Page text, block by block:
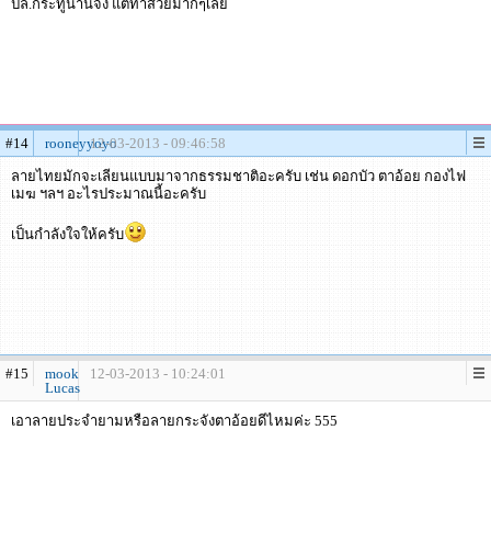
ปล.กระทู้นานจัง แต่ทำสวยมากๆเลย
#14 rooneyyoyo12-03-2013 - 09:46:58
ลายไทยมักจะเลียนแบบมาจากธรรมชาติอะครับ เช่น ดอกบัว ตาอ้อย กองไฟ
เมฆ ฯลฯ อะไรประมาณนี้อะครับ
เป็นกำลังใจให้ครับ
#15
mook
Lucas
12-03-2013 - 10:24:01
เอาลายประจำยามหรือลายกระจังตาอ้อยดีไหมค่ะ 555